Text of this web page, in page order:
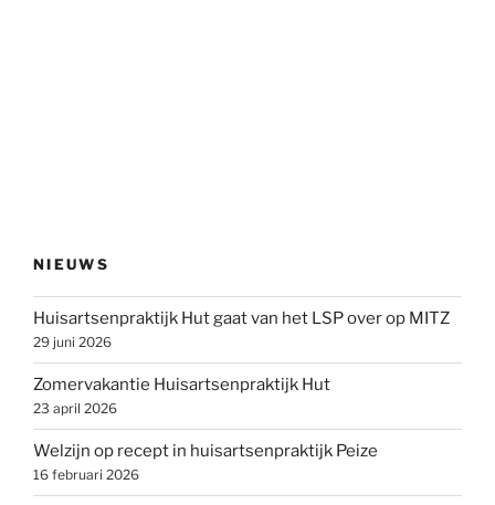
NIEUWS
Huisartsenpraktijk Hut gaat van het LSP over op MITZ
29 juni 2026
Zomervakantie Huisartsenpraktijk Hut
23 april 2026
Welzijn op recept in huisartsenpraktijk Peize
16 februari 2026